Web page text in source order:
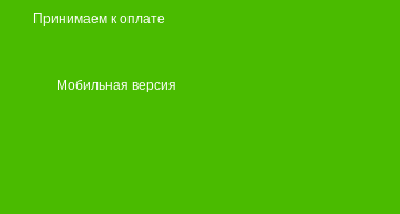
Принимаем к оплате
Мобильная версия